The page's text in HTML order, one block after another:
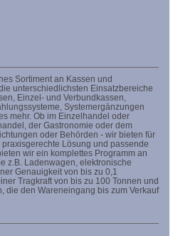
Sortiment an Kassen und
unterschiedlichsten Einsatzbereiche
Einzel- und Verbundkassen,
Systemergänzungen
mehr. Ob im Einzelhandel oder
der Gastronomie oder dem
oder Behörden - wir bieten für
Lösung und passende
wir ein komplettes Programm an
z.B. Ladenwagen, elektronische
Genauigkeit von bis zu 0,1
Tragkraft von bis zu 100 Tonnen und
die den Wareneingang bis zum Verkauf